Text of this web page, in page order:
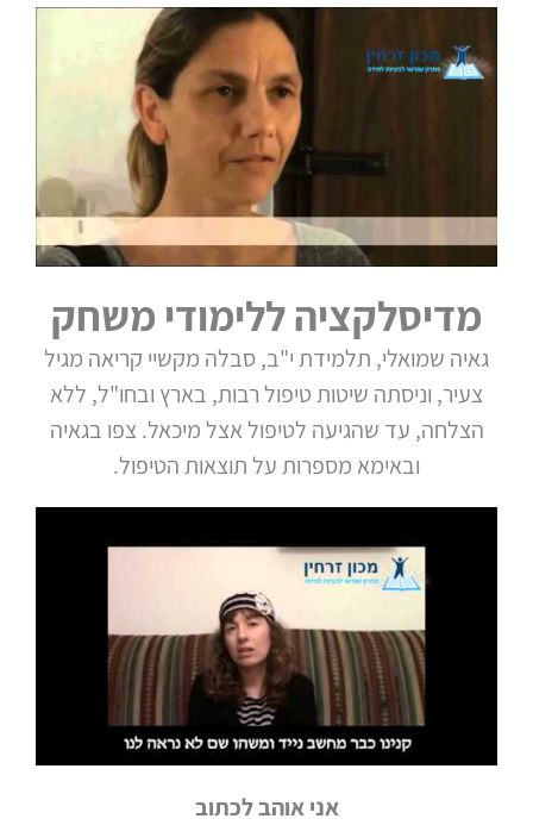
מדיסלקציה ללימודי משחק
גאיה שמואלי, תלמידת י"ב, סבלה מקשיי קריאה מגיל
צעיר, וניסתה שיטות טיפול רבות, בארץ ובחו"ל, ללא
הצלחה, עד שהגיעה לטיפול אצל מיכאל. צפו בגאיה
ובאימא מספרות על תוצאות הטיפול.
אני אוהב לכתוב